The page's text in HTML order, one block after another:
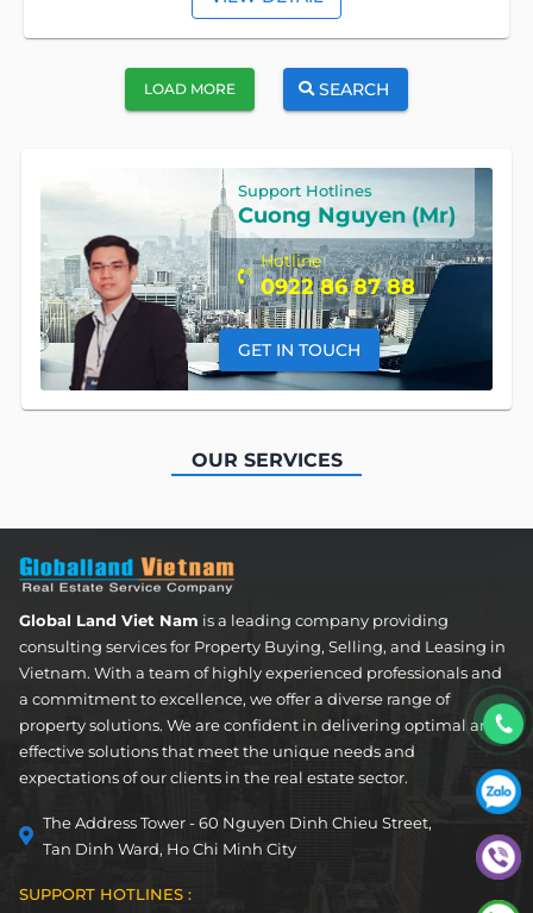
LOAD MORE SEARCH
Support Hotlines
Cuong Nguyen (Mr)
Hotline
0922 86 87 88
GET IN TOUCH
OUR SERVICES
Apartment
FOR LEASE